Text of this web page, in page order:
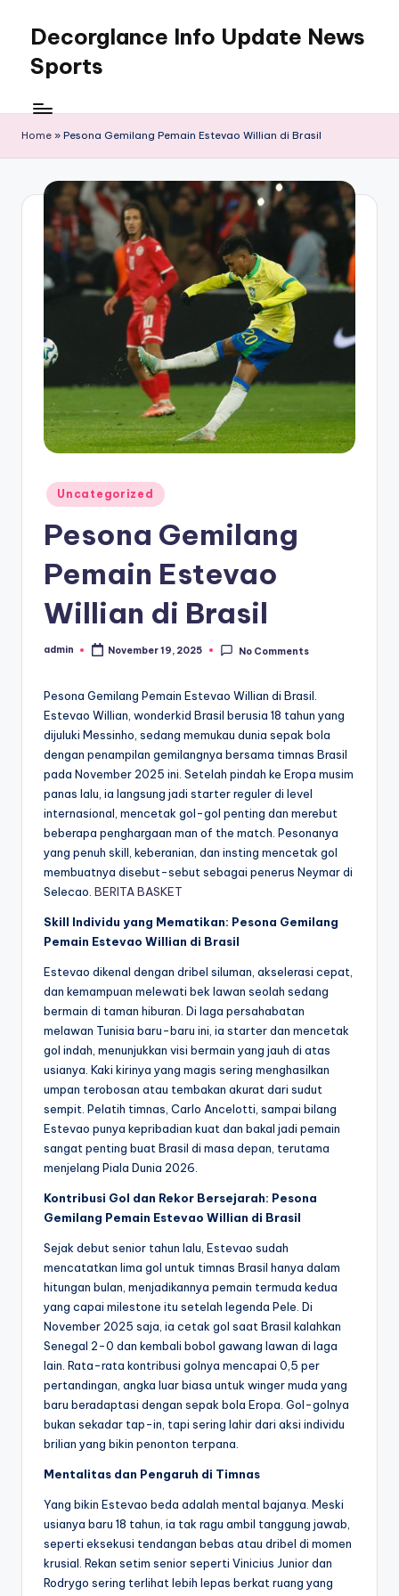
content
Decorglance Info Update News
Sports
adalah
sebuah
portal
olahraga
terupdate.
Home » Pesona Gemilang Pemain Estevao Willian di Brasil
Posted
in
Uncategorized
Pesona Gemilang
Pemain Estevao
Willian di Brasil
Posted
admin November 19, 2025 No Comments
Pesona Gemilang Pemain Estevao Willian di Brasil.
Estevao Willian, wonderkid Brasil berusia 18 tahun yang
dijuluki Messinho, sedang memukau dunia sepak bola
dengan penampilan gemilangnya bersama timnas Brasil
pada November 2025 ini. Setelah pindah ke Eropa musim
panas lalu, ia langsung jadi starter reguler di level
internasional, mencetak gol-gol penting dan merebut
beberapa penghargaan man of the match. Pesonanya
yang penuh skill, keberanian, dan insting mencetak gol
membuatnya disebut-sebut sebagai penerus Neymar di
Selecao. BERITA BASKET
Skill Individu yang Mematikan: Pesona Gemilang
Pemain Estevao Willian di Brasil
Estevao dikenal dengan dribel siluman, akselerasi cepat,
dan kemampuan melewati bek lawan seolah sedang
bermain di taman hiburan. Di laga persahabatan
melawan Tunisia baru-baru ini, ia starter dan mencetak
gol indah, menunjukkan visi bermain yang jauh di atas
usianya. Kaki kirinya yang magis sering menghasilkan
umpan terobosan atau tembakan akurat dari sudut
sempit. Pelatih timnas, Carlo Ancelotti, sampai bilang
Estevao punya kepribadian kuat dan bakal jadi pemain
sangat penting buat Brasil di masa depan, terutama
menjelang Piala Dunia 2026.
Kontribusi Gol dan Rekor Bersejarah: Pesona
Gemilang Pemain Estevao Willian di Brasil
Sejak debut senior tahun lalu, Estevao sudah
mencatatkan lima gol untuk timnas Brasil hanya dalam
hitungan bulan, menjadikannya pemain termuda kedua
yang capai milestone itu setelah legenda Pele. Di
November 2025 saja, ia cetak gol saat Brasil kalahkan
Senegal 2-0 dan kembali bobol gawang lawan di laga
lain. Rata-rata kontribusi golnya mencapai 0,5 per
pertandingan, angka luar biasa untuk winger muda yang
baru beradaptasi dengan sepak bola Eropa. Gol-golnya
bukan sekadar tap-in, tapi sering lahir dari aksi individu
brilian yang bikin penonton terpana.
Mentalitas dan Pengaruh di Timnas
Yang bikin Estevao beda adalah mental bajanya. Meski
usianya baru 18 tahun, ia tak ragu ambil tanggung jawab,
seperti eksekusi tendangan bebas atau dribel di momen
krusial. Rekan setim senior seperti Vinicius Junior dan
Rodrygo sering terlihat lebih lepas berkat ruang yang